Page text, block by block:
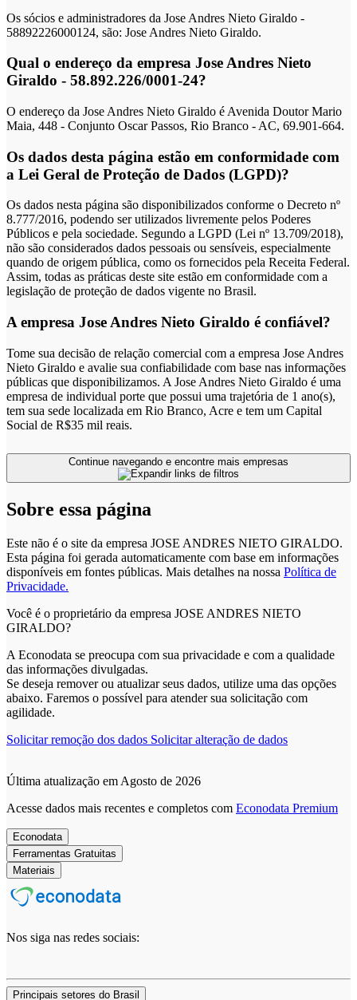
Os sócios e administradores da Jose Andres Nieto Giraldo -
58892226000124, são: Jose Andres Nieto Giraldo.
Qual o endereço da empresa Jose Andres Nieto
Giraldo - 58.892.226/0001-24?
O endereço da Jose Andres Nieto Giraldo é Avenida Doutor Mario
Maia, 448 - Conjunto Oscar Passos, Rio Branco - AC, 69.901-664.
Os dados desta página estão em conformidade com
a Lei Geral de Proteção de Dados (LGPD)?
Os dados nesta página são disponibilizados conforme o Decreto nº
8.777/2016, podendo ser utilizados livremente pelos Poderes
Públicos e pela sociedade. Segundo a LGPD (Lei nº 13.709/2018),
não são considerados dados pessoais ou sensíveis, especialmente
quando de origem pública, como os fornecidos pela Receita Federal.
Assim, todas as práticas deste site estão em conformidade com a
legislação de proteção de dados vigente no Brasil.
A empresa Jose Andres Nieto Giraldo é confiável?
Tome sua decisão de relação comercial com a empresa Jose Andres
Nieto Giraldo e avalie sua confiabilidade com base nas informações
públicas que disponibilizamos. A Jose Andres Nieto Giraldo é uma
empresa de individual porte que possui uma trajetória de 1 ano(s),
tem sua sede localizada em Rio Branco, Acre e tem um Capital
Social de R$35 mil reais.
Sobre essa página
Este não é o site da empresa JOSE ANDRES NIETO GIRALDO.
Esta página foi gerada automaticamente com base em informações
disponíveis em fontes públicas. Mais detalhes na nossa Política de
Privacidade.
Você é o proprietário da empresa JOSE ANDRES NIETO
GIRALDO?
A Econodata se preocupa com sua privacidade e com a qualidade
das informações divulgadas.
Se deseja remover ou atualizar seus dados, utilize uma das opções
abaixo. Faremos o possível para atender sua solicitação com
agilidade.
Solicitar remoção dos dados Solicitar alteração de dados
Última atualização em Agosto de 2026
Acesse dados mais recentes e completos com Econodata Premium
Econodata
Ferramentas Gratuitas
Materiais
Nos siga nas redes sociais:
Principais setores do Brasil